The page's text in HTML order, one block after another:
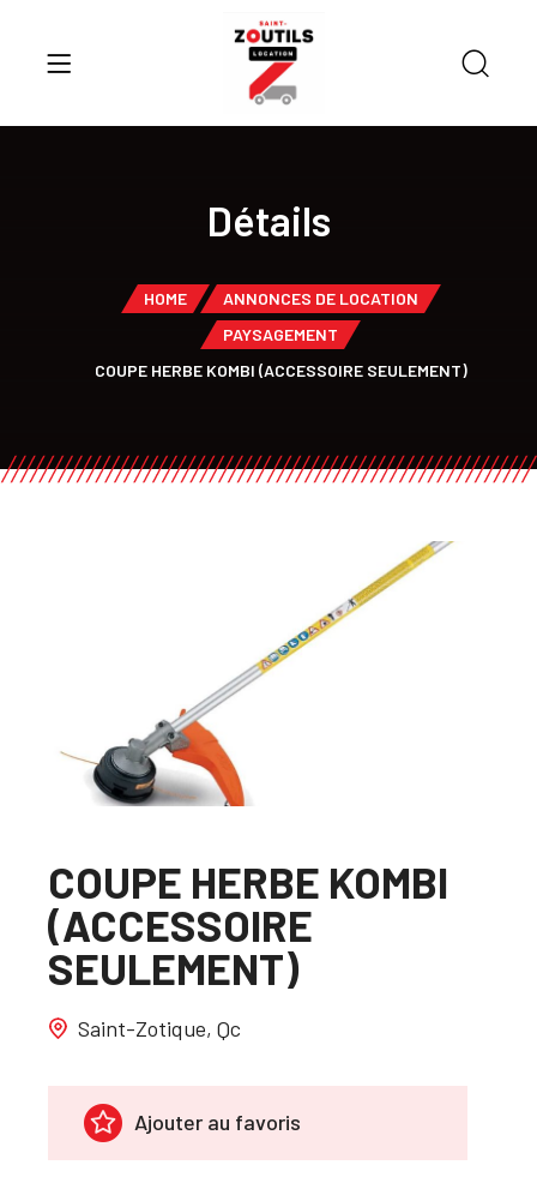
Détails
HOME
ANNONCES DE LOCATION
PAYSAGEMENT
COUPE HERBE KOMBI (ACCESSOIRE SEULEMENT)
COUPE HERBE KOMBI
(ACCESSOIRE
SEULEMENT)
Saint-Zotique, Qc
Ajouter au favoris